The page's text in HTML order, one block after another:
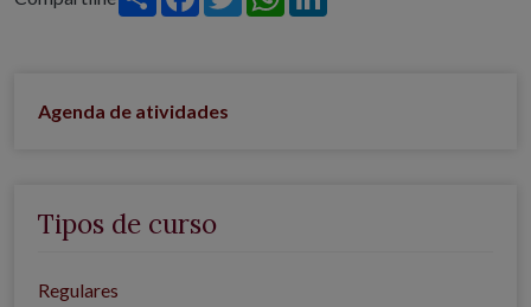
Agenda de atividades
Tipos de curso
Regulares